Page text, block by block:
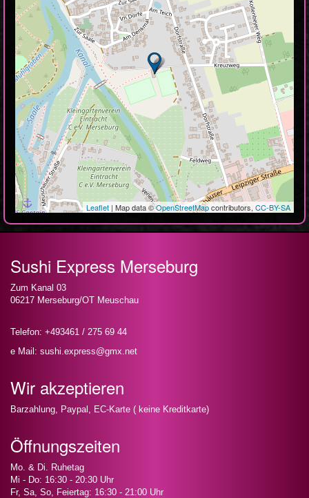
Leaflet | Map data ©OpenStreetMapcontributors, CC-BY-SA
Sushi Express Merseburg
Zum Kanal 03
06217 Merseburg/OT Meuschau
Telefon: +493461 / 275 69 44
e Mail: sushi.express@gmx.net
Wir akzeptieren
Barzahlung, Paypal, EC-Karte ( keine Kreditkarte)
Öffnungszeiten
Mo. & Di. Ruhetag
Mi - Do: 16:30 - 20:30 Uhr
Fr, Sa, So, Feiertag: 16:30 - 21:00 Uhr